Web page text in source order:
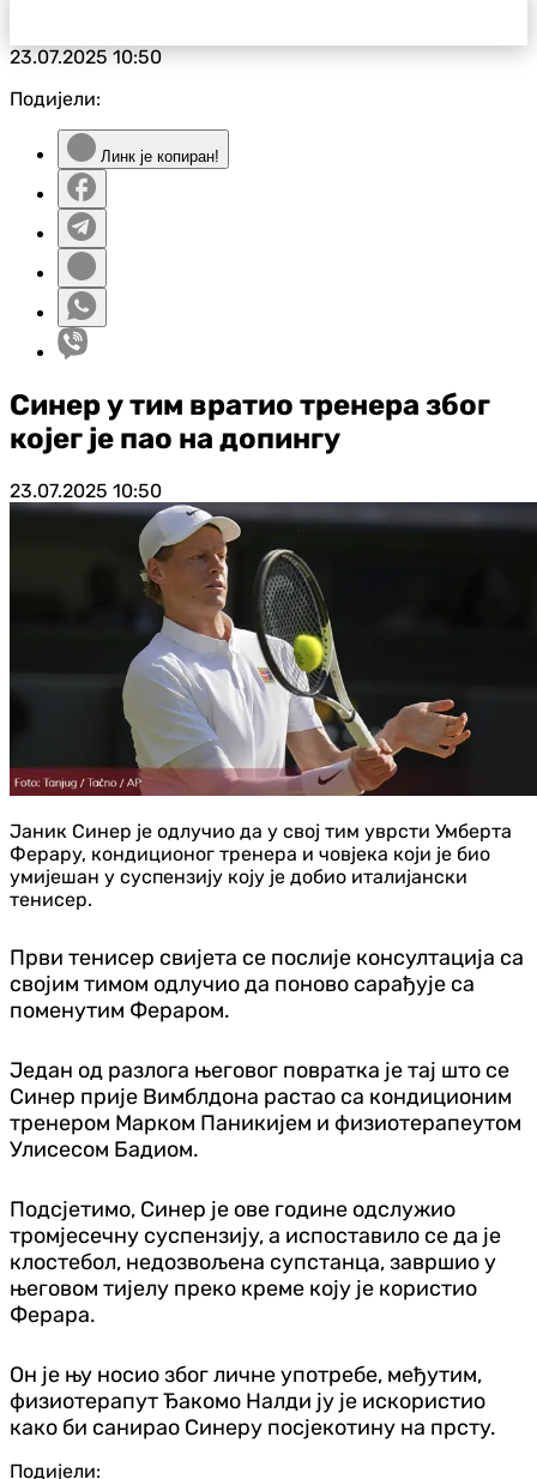
23.07.202510:50
Подијели:
Линк је копиран!
Синер у тим вратио тренера због
којег је пао на допингу
23.07.2025 10:50
Јаник Синер је одлучио да у свој тим уврсти Умберта
Ферару, кондиционог тренера и човјека који је био
умијешан у суспензију коју је добио италијански
тенисер.
Први тенисер свијета се послије консултација са
својим тимом одлучио да поново сарађује са
поменутим Фераром.
Један од разлога његовог повратка је тај што се
Синер прије Вимблдона растао са кондиционим
тренером Марком Паникијем и физиотерапеутом
Улисесом Бадиом.
Подсјетимо, Синер је ове године одслужио
тромјесечну суспензију, а испоставило се да је
клостебол, недозвољена супстанца, завршио у
његовом тијелу преко креме коју је користио
Ферара.
Он је њу носио због личне употребе, међутим,
физиотерапут Ђакомо Налди ју је искористио
како би санирао Синеру посјекотину на прсту.
Подијели: